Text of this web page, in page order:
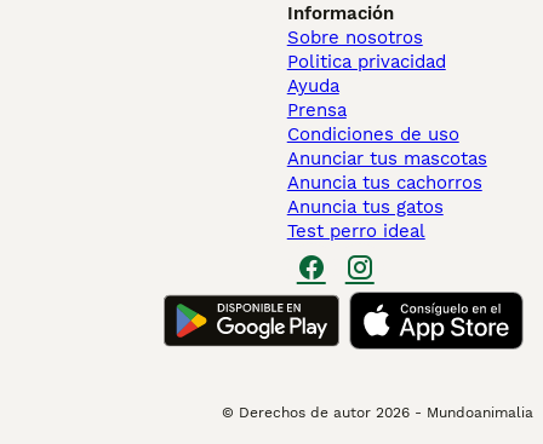
Información
Sobre nosotros
Politica privacidad
Ayuda
Prensa
Condiciones de uso
Anunciar tus mascotas
Anuncia tus cachorros
Anuncia tus gatos
Test perro ideal
© Derechos de autor 2026 - Mundoanimalia